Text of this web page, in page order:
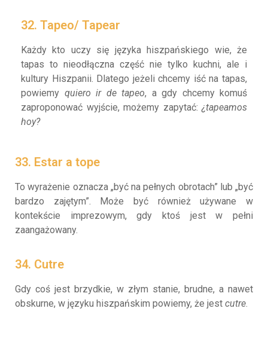
32. Tapeo/ Tapear
Każdy kto uczy się języka hiszpańskiego wie, że
tapas to nieodłączna część nie tylko kuchni, ale i
kultury Hiszpanii. Dlatego jeżeli chcemy iść na tapas,
powiemy quiero ir de tapeo, a gdy chcemy komuś
zaproponować wyjście, możemy zapytać:¿tapeamos
hoy?
33. Estar a tope
To wyrażenie oznacza „być na pełnych obrotach” lub „być
bardzo zajętym”. Może być również używane w
kontekście imprezowym, gdy ktoś jest w pełni
zaangażowany.
34. Cutre
Gdy coś jest brzydkie, w złym stanie, brudne, a nawet
obskurne, w języku hiszpańskim powiemy, że jest cutre.